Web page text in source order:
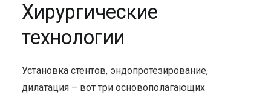
Хирургические
технологии
Установка стентов, эндопротезирование,
дилатация – вот три основополагающих